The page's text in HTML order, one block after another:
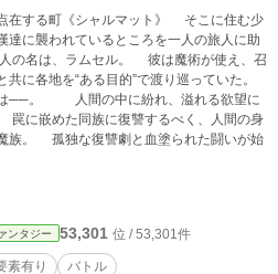
在する町《シャルマット》 そこに住む少
達に襲われているところを一人の旅人に助
の名は、ラムセル。 彼は魔術が使え、召
共に各地を“ある目的”で渡り巡っていた。
──。 人間の中に紛れ、溢れる欲望に
に嵌めた同族に復讐するべく、人間の身
た闘いが始
ンタジー 53,301 位 / 53,301件
素有り バトル